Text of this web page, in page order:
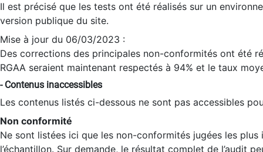
Il est précisé que les tests ont été réalisés sur un
version publique du site.
Mise à jour du 06/03/2023 :
Des corrections des principales non-conformités ont été
RGAA seraient maintenant respectés à 94% et le taux
- Contenus inaccessibles
Les contenus listés ci-dessous ne sont pas accessibles
Non conformité
Ne sont listées ici que les non-conformités jugées les
l’échantillon. Sur demande, le résultat complet de l’audit